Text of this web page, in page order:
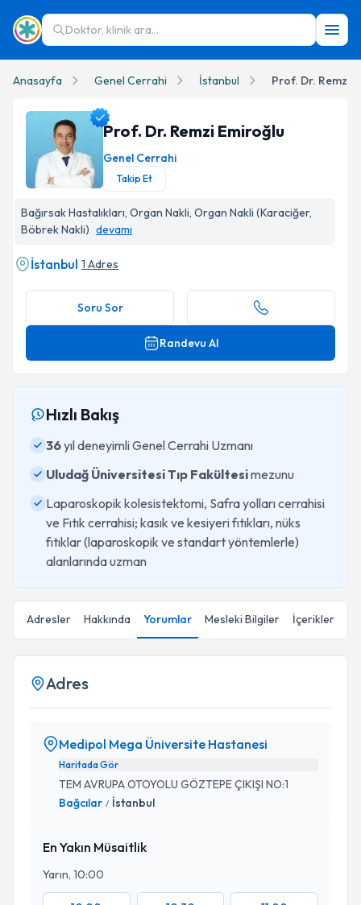
Doktor, klinik ara...
Anasayfa Genel Cerrahi İstanbul Prof. Dr. Remzi
Prof. Dr. Remzi Emiroğlu
Genel Cerrahi
Takip Et
Bağırsak Hastalıkları, Organ Nakli, Organ Nakli (Karaciğer,
Böbrek Nakli) devamı
İstanbul 1 Adres
Soru Sor
Randevu Al
Hızlı Bakış
36yıl deneyimli Genel Cerrahi Uzmanı
Uludağ Üniversitesi Tıp Fakültesimezunu
Laparoskopik kolesistektomi, Safra yolları cerrahisi
ve Fıtık cerrahisi; kasık ve kesiyeri fıtıkları, nüks
fıtıklar (laparoskopik ve standart yöntemlerle)
alanlarında uzman
Adresler Hakkında Yorumlar Mesleki Bilgiler İçerikler
Adres
Medipol Mega Üniversite Hastanesi
Haritada Gör
TEM AVRUPA OTOYOLU GÖZTEPE ÇIKIŞI NO:1
Bağcılar / İstanbul
En Yakın Müsaitlik
Yarın, 10:00